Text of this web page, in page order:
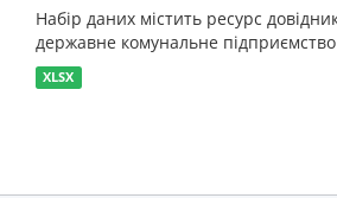
Набір даних містить ресурс
державне комунальне
XLSX